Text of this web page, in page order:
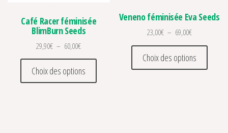
Café Racer féminisée
BlimBurn Seeds
29,90€ – 60,00€Plage de prix : 29,90€ à 60,00€
Choix des options
Ce produit a plusieurs variations. Les
Veneno féminisée Eva Seeds
23,00€ – 69,00€Plage de prix
Choix des options
Ce